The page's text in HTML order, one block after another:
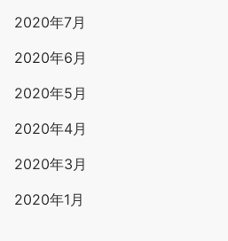
2020年7月
2020年6月
2020年5月
2020年4月
2020年3月
2020年1月